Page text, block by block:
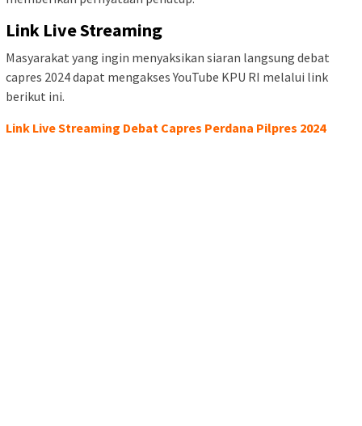
Link Live Streaming
Masyarakat yang ingin menyaksikan siaran langsung debat
capres 2024 dapat mengakses YouTube KPU RI melalui link
berikut ini.
Link Live Streaming Debat Capres Perdana Pilpres 2024